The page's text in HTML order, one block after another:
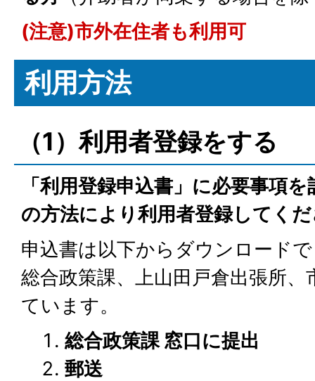
(注意)市外在住者も利用可
利用方法
（1）利用者登録をする
「利用登録申込書」に必要事項
の方法により利用者登録してく
申込書は以下からダウンロード
総合政策課、上山田戸倉出張所
ています。
総合政策課 窓口に提出
郵送